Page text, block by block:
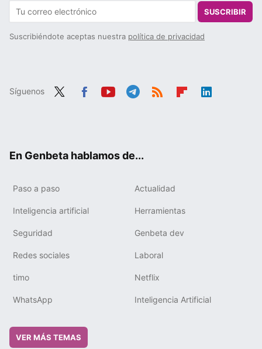
SUSCRIBIR
Suscribiéndote aceptas nuestra política de privacidad
Síguenos
En Genbeta hablamos de...
Paso a paso Actualidad
Inteligencia artificial Herramientas
Seguridad Genbeta dev
Redes sociales Laboral
timo Netflix
WhatsApp Inteligencia Artificial
VER MÁS TEMAS